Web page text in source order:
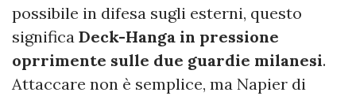
possibile in difesa sugli esterni, questo
significa Deck-Hanga in pressione
oprrimente sulle due guardie milanesi.
Attaccare non è semplice, ma Napier di